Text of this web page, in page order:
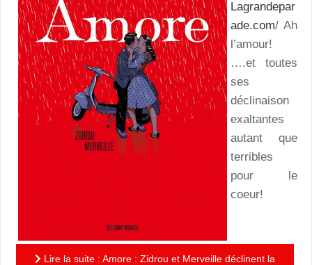
Lagrandepar
ade.com/ Ah
l’amour!
….et toutes
ses
déclinaison
exaltantes
autant que
terribles
pour le
coeur!
Lire la suite : Amore : Zidrou et Merveille déclinent la